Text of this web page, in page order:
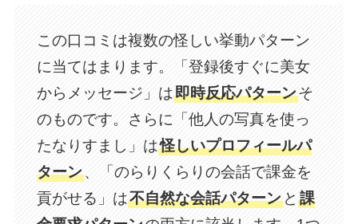
この口コミは複数の怪しい挙動パターン
に当てはまります。「登録後すぐに美女
からメッセージ」は即時反応パターンそ
のものです。さらに「他人の写真を使っ
たなりすまし」は怪しいプロフィールパ
ターン、「のらりくらりの会話で課金を
貢がせる」は不自然な会話パターン と課